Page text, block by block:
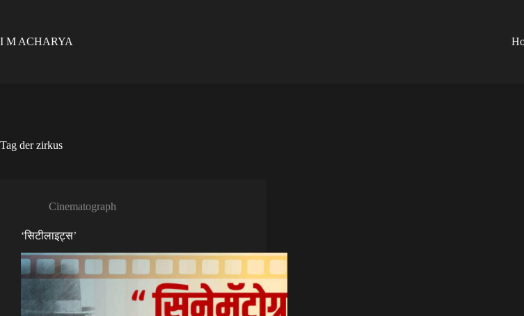
I M ACHARYA
Tag der zirkus
Cinematograph
‘सिटीलाइट्स’